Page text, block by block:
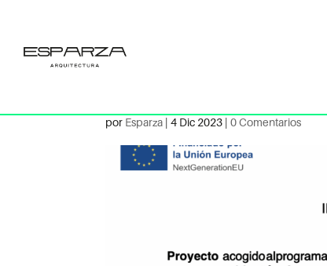
Cartel-C7-I1-
por Esparza |4 Dic 2023 |0 Comentarios